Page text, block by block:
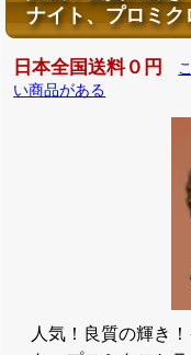
ナイト、プロミ
日本全国送料０円
い商品がある
人気！良質の輝き